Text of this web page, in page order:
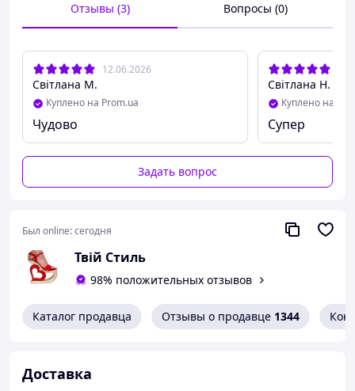
Отзывы (3) Вопросы (0)
12.06.2026
Світлана М.
Куплено на Prom.ua
Чудово
Світлана Н.
Куплено на
Супер
Задать вопрос
Был online:сегодня
Твій Стиль
98% положительных отзывов
Каталог продавца Отзывы о продавце 1344
Доставка